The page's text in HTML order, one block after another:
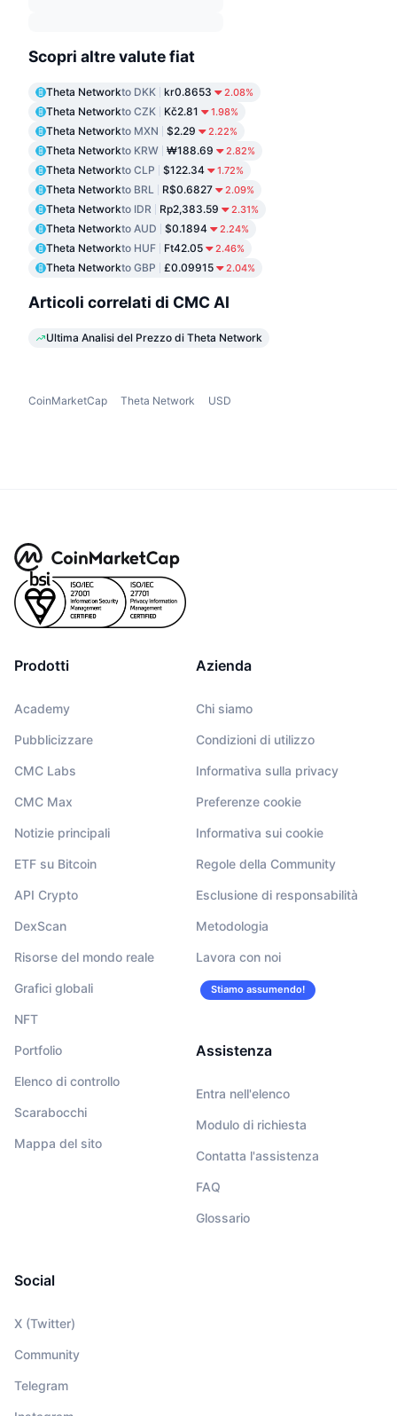
Scopri altre valute fiat
Theta Networkto DKK kr0.8653 2.08%
Theta Networkto CZK Kč2.81 1.98%
Theta Networkto MXN $2.29 2.22%
Theta Networkto KRW ₩188.69 2.82%
Theta Networkto CLP $122.34 1.72%
Theta Networkto BRL R$0.6827 2.09%
Theta Networkto IDR Rp2,383.59 2.31%
Theta Networkto AUD $0.1894 2.24%
Theta Networkto HUF Ft42.05 2.46%
Theta Networkto GBP £0.09915 2.04%
Articoli correlati di CMC AI
Ultima Analisi del Prezzo di Theta Network
CoinMarketCap Theta Network USD
Prodotti
Academy
Pubblicizzare
CMC Labs
CMC Max
Notizie principali
ETF su Bitcoin
API Crypto
DexScan
Risorse del mondo reale
Grafici globali
NFT
Portfolio
Elenco di controllo
Scarabocchi
Mappa del sito
Azienda
Chi siamo
Condizioni di utilizzo
Informativa sulla privacy
Preferenze cookie
Informativa sui cookie
Regole della Community
Esclusione di responsabilità
Metodologia
Lavora con noi
Stiamo assumendo!
Assistenza
Entra nell'elenco
Modulo di richiesta
Contatta l'assistenza
FAQ
Glossario
Social
X (Twitter)
Community
Telegram